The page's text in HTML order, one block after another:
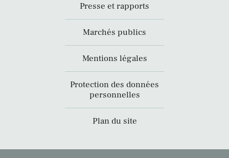
Presse et rapports
Marchés publics
Mentions légales
Protection des données
personnelles
Plan du site